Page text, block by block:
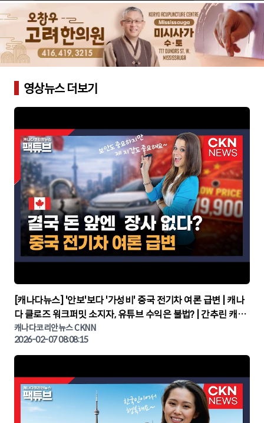
영상뉴스 더보기
▶
[캐나다뉴스] '안보'보다 '가성비' 중국 전기차 여론 급변 | 캐나
다 클로즈 워크퍼밋 소지자, 유튜브 수익은 불법? | 간추린 캐나
다뉴스 | CKNNEWS, 캐나다코리안뉴스
캐나다코리안뉴스 CKNN
2026-02-07 08:08:15